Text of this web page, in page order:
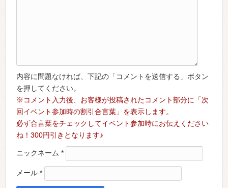
内容に問題なければ、下記の「コメントを送信する」ボタン
を押してください。
※コメント入力後、お客様が投稿されたコメント部分に「次
回イベント参加時の割引合言葉」を表示します。
必ず合言葉をチェックしてイベント参加時にお伝えください
ね！300円引きとなります♪
ニックネーム*
メール*